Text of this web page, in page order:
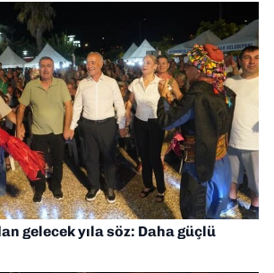
gelecek yıla söz: Daha güçlü